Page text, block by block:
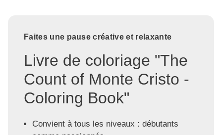
Faites une pause créative et relaxante
Livre de coloriage "The
Count of Monte Cristo -
Coloring Book"
Convient à tous les niveaux : débutants